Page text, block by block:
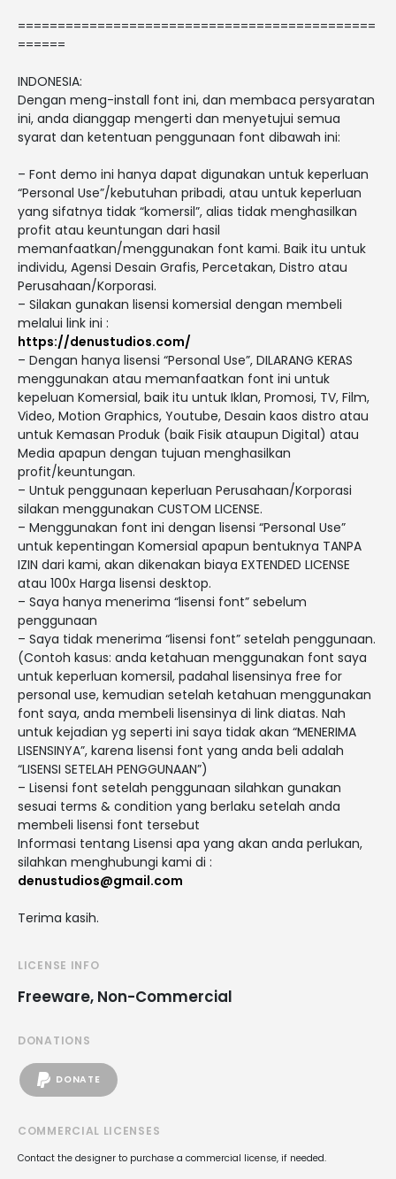
=============================================
======
INDONESIA:
Dengan meng-install font ini, dan membaca persyaratan
ini, anda dianggap mengerti dan menyetujui semua
syarat dan ketentuan penggunaan font dibawah ini:
– Font demo ini hanya dapat digunakan untuk keperluan
“Personal Use”/kebutuhan pribadi, atau untuk keperluan
yang sifatnya tidak “komersil”, alias tidak menghasilkan
profit atau keuntungan dari hasil
memanfaatkan/menggunakan font kami. Baik itu untuk
individu, Agensi Desain Grafis, Percetakan, Distro atau
Perusahaan/Korporasi.
– Silakan gunakan lisensi komersial dengan membeli
melalui link ini :
https://denustudios.com/
– Dengan hanya lisensi “Personal Use”, DILARANG KERAS
menggunakan atau memanfaatkan font ini untuk
kepeluan Komersial, baik itu untuk Iklan, Promosi, TV, Film,
Video, Motion Graphics, Youtube, Desain kaos distro atau
untuk Kemasan Produk (baik Fisik ataupun Digital) atau
Media apapun dengan tujuan menghasilkan
profit/keuntungan.
– Untuk penggunaan keperluan Perusahaan/Korporasi
silakan menggunakan CUSTOM LICENSE.
– Menggunakan font ini dengan lisensi “Personal Use”
untuk kepentingan Komersial apapun bentuknya TANPA
IZIN dari kami, akan dikenakan biaya EXTENDED LICENSE
atau 100x Harga lisensi desktop.
– Saya hanya menerima “lisensi font” sebelum
penggunaan
– Saya tidak menerima “lisensi font” setelah penggunaan.
(Contoh kasus: anda ketahuan menggunakan font saya
untuk keperluan komersil, padahal lisensinya free for
personal use, kemudian setelah ketahuan menggunakan
font saya, anda membeli lisensinya di link diatas. Nah
untuk kejadian yg seperti ini saya tidak akan “MENERIMA
LISENSINYA”, karena lisensi font yang anda beli adalah
“LISENSI SETELAH PENGGUNAAN”)
– Lisensi font setelah penggunaan silahkan gunakan
sesuai terms & condition yang berlaku setelah anda
membeli lisensi font tersebut
Informasi tentang Lisensi apa yang akan anda perlukan,
silahkan menghubungi kami di :
denustudios@gmail.com
Terima kasih.
LICENSE INFO
Freeware, Non-Commercial
DONATIONS
DONATE
COMMERCIAL LICENSES
Contact the designer to purchase a commercial license, if needed.